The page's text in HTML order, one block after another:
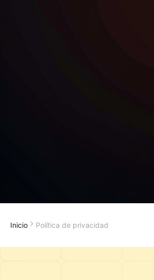
Inicio Política de privacidad